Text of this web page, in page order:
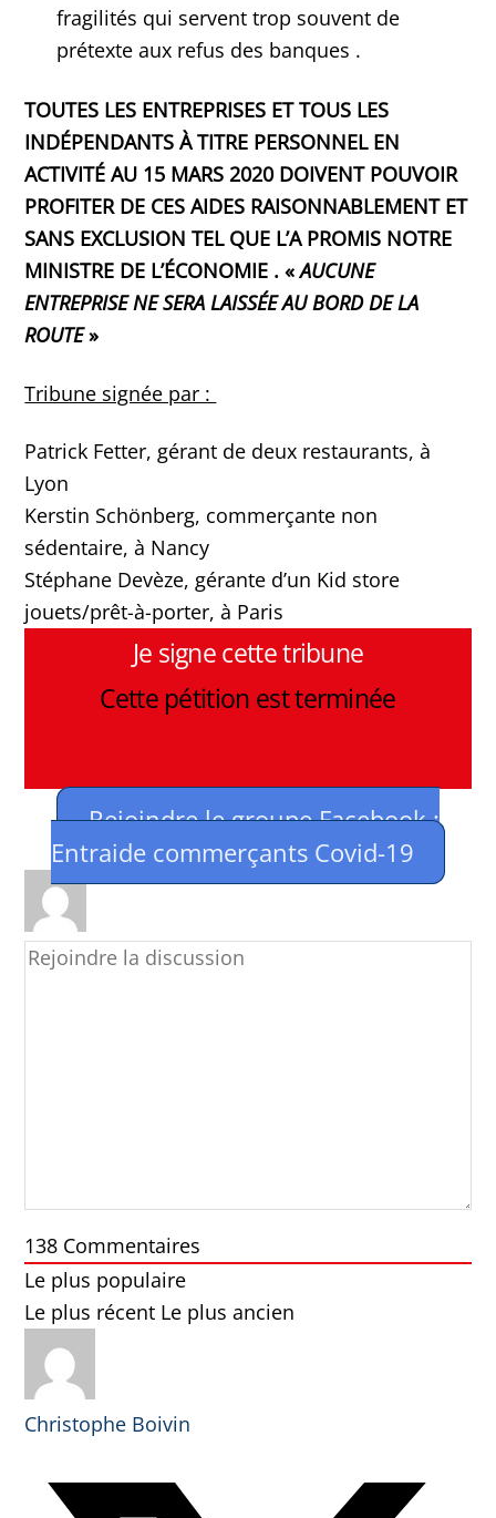
fragilités qui servent trop souvent de
prétexte aux refus des banques .
TOUTES LES ENTREPRISES ET TOUS LES
INDÉPENDANTS À TITRE PERSONNEL EN
ACTIVITÉ AU 15 MARS 2020 DOIVENT POUVOIR
PROFITER DE CES AIDES RAISONNABLEMENT ET
SANS EXCLUSION TEL QUE L’A PROMIS NOTRE
MINISTRE DE L’ÉCONOMIE . «AUCUNE
ENTREPRISE NE SERA LAISSÉE AU BORD DE LA
ROUTE»
Tribune signée par :
Patrick Fetter, gérant de deux restaurants, à
Lyon
Kerstin Schönberg, commerçante non
sédentaire, à Nancy
Stéphane Devèze, gérante d’un Kid store
jouets/prêt-à-porter, à Paris
Je signe cette tribune
Cette pétition est terminée
Rejoindre le groupe Facebook :
Entraide commerçants Covid-19
138 Commentaires
Le plus populaire
Le plus récent Le plus ancien
Christophe Boivin